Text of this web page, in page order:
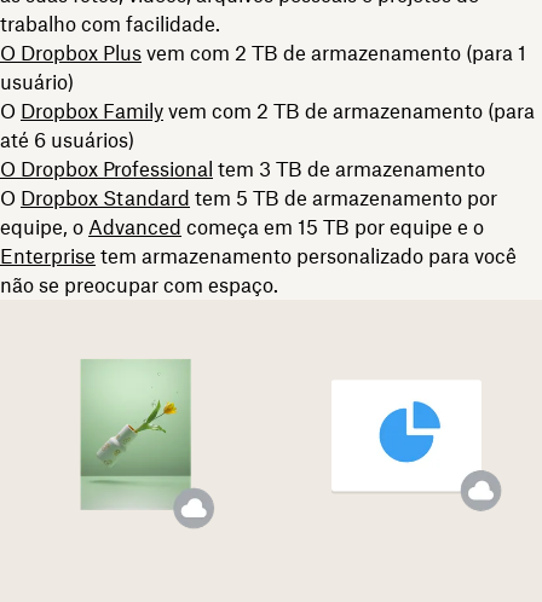
trabalho com facilidade.
O Dropbox Plus vem com 2 TB de armazenamento (para 1
usuário)
O Dropbox Family vem com 2 TB de armazenamento (para
até 6 usuários)
O Dropbox Professional tem 3 TB de armazenamento
O Dropbox Standard tem 5 TB de armazenamento por
equipe, o Advanced começa em 15 TB por equipe e o
Enterprise tem armazenamento personalizado para você
não se preocupar com espaço.